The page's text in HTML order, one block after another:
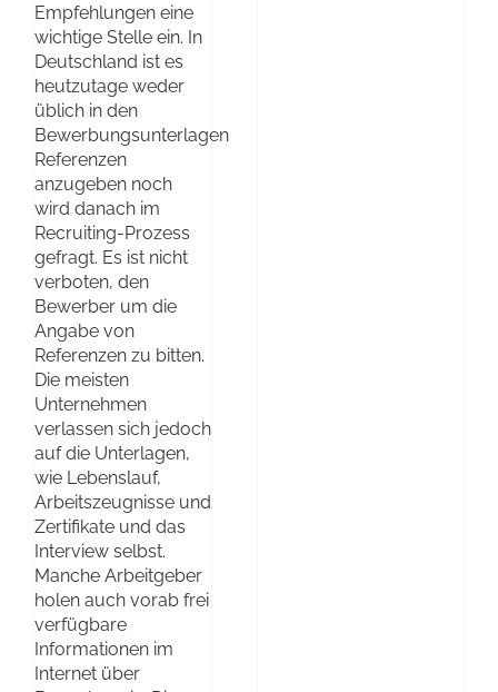
Empfehlungen eine
wichtige Stelle ein. In
Deutschland ist es
heutzutage weder
üblich in den
Bewerbungsunterlagen
Referenzen
anzugeben noch
wird danach im
Recruiting-Prozess
gefragt. Es ist nicht
verboten, den
Bewerber um die
Angabe von
Referenzen zu bitten.
Die meisten
Unternehmen
verlassen sich jedoch
auf die Unterlagen,
wie Lebenslauf,
Arbeitszeugnisse und
Zertifikate und das
Interview selbst.
Manche Arbeitgeber
holen auch vorab frei
verfügbare
Informationen im
Internet über